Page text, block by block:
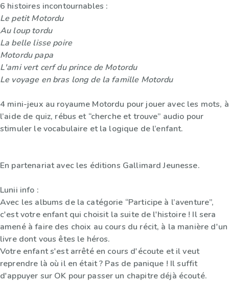
6 histoires incontournables :
Le petit Motordu
Au loup tordu
La belle lisse poire
Motordu papa
L'ami vert cerf du prince de Motordu
Le voyage en bras long de la famille Motordu
4 mini-jeux au royaume Motordu pour jouer avec les mots, à
l’aide de quiz, rébus et “cherche et trouve” audio pour
stimuler le vocabulaire et la logique de l’enfant.
En partenariat avec les éditions Gallimard Jeunesse.
Lunii info :
Avec les albums de la catégorie “Participe à l’aventure”,
c'est votre enfant qui choisit la suite de l'histoire ! Il sera
amené à faire des choix au cours du récit, à la manière d'un
livre dont vous êtes le héros.
Votre enfant s'est arrêté en cours d'écoute et il veut
reprendre là où il en était ? Pas de panique ! Il suffit
d'appuyer sur OK pour passer un chapitre déjà écouté.